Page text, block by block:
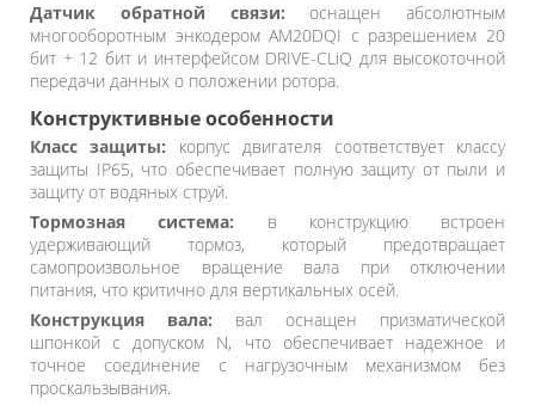
Датчик обратной связи: оснащен абсолютным
многооборотным энкодером AM20DQI с разрешением 20
бит + 12 бит и интерфейсом DRIVE-CLiQ для высокоточной
передачи данных о положении ротора.
Конструктивные особенности
Класс защиты: корпус двигателя соответствует классу
защиты IP65, что обеспечивает полную защиту от пыли и
защиту от водяных струй.
Тормозная система: в конструкцию встроен
удерживающий тормоз, который предотвращает
самопроизвольное вращение вала при отключении
питания, что критично для вертикальных осей.
Конструкция вала: вал оснащен призматической
шпонкой с допуском N, что обеспечивает надежное и
точное соединение с нагрузочным механизмом без
проскальзывания.